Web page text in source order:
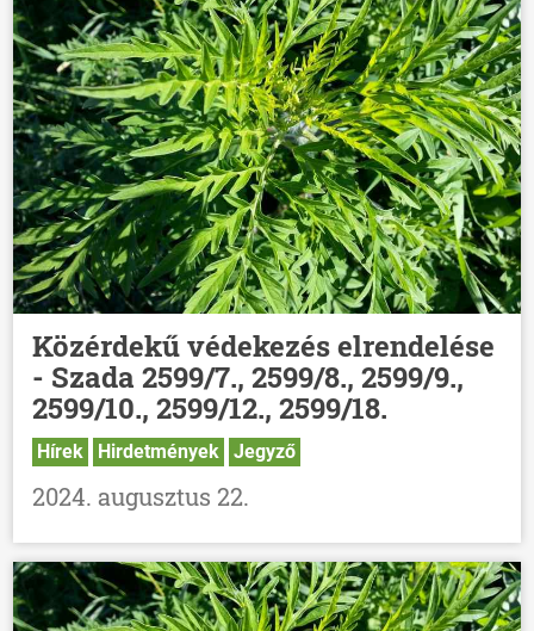
Közérdekű védekezés elrendelése
- Szada 2599/7., 2599/8., 2599/9.,
2599/10., 2599/12., 2599/18.
Hírek Hirdetmények Jegyző
2024. augusztus 22.